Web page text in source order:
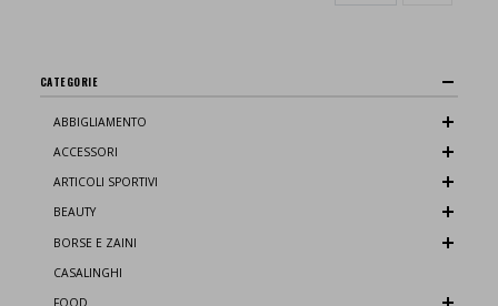
CATEGORIE
ABBIGLIAMENTO
ACCESSORI
ARTICOLI SPORTIVI
BEAUTY
BORSE E ZAINI
CASALINGHI
FOOD